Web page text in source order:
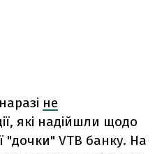
не
які надійшли щодо
"дочки" VTB банку. На